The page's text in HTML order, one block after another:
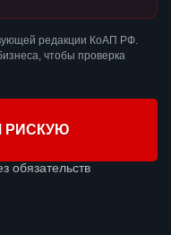
редакции КоАП РФ.
чтобы проверка
РИСКУЮ
обязательств